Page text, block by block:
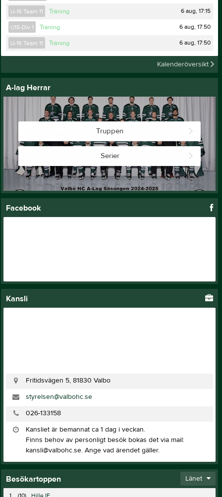
U-16 Team 11 Träning 6 aug, 17:15
U18-Div 1 Träning 6 aug, 17:50
U-16 Team 11 Träning 6 aug, 17:50
Kalenderöversikt
A-lag Herrar
Truppen
Serier
Facebook
Kansli
Fritidsvägen 5, 81830 Valbo
styrelsen@valbohc.se
026-133158
Kansliet är bemannat ca 1 dag i veckan.
Finns behov av personligt besök bokas det via mail:
kansli@valbohc.se. Ange vad ärendet gäller.
Besökartoppen Länet